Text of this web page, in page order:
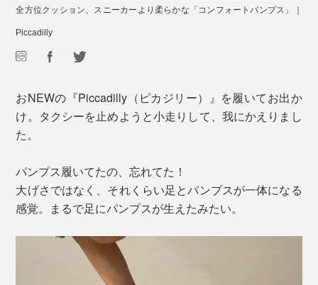
全方位クッション、スニーカーより柔らかな「コンフォートパンプス」｜
Piccadilly
おNEWの『Piccadilly（ピカジリー）』を履いてお出か
け。タクシーを止めようと小走りして、我にかえりまし
た。
パンプス履いてたの、忘れてた！
大げさではなく、それくらい足とパンプスが一体になる
感覚。まるで足にパンプスが生えたみたい。